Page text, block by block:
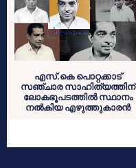
എസ്.കെ പൊറ്റക്കാട്
സഞ്ചാര സാഹിത്യത്തിന്
ലോകഭൂപടത്തില്‍ സ്ഥാനം
നല്‍കിയ എഴുത്തുകാരന്‍